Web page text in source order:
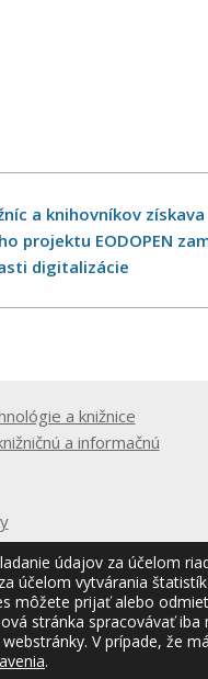
a knihovníkov
projektu EODOPEN
digitalizácie
a knižnice
a informačnú
údajov za účelom
účelom vytvárania
môžete prijať alebo
stránka spracovávať iba
V prípade, že
.